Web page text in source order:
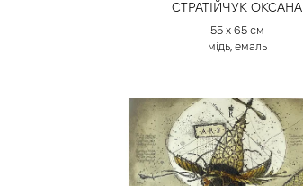
СТРАТІЙЧУК ОКСАНА
55 х 65 см
мідь, емаль